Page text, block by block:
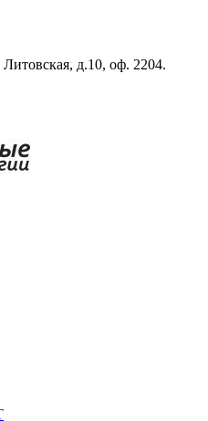
Литовская, д.10, оф. 2204.